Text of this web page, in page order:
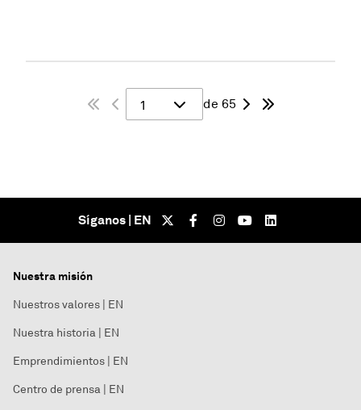
1 de 65
Síganos | EN
Nuestra misión
Nuestros valores | EN
Nuestra historia | EN
Emprendimientos | EN
Centro de prensa | EN